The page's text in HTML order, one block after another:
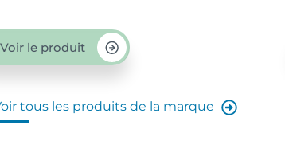
Voir le produit
tous les produits de la marque